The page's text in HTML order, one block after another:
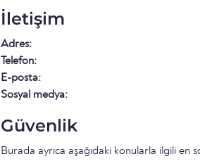
İletişim
Adres:
Telefon:
E-posta:
Sosyal medya:
Güvenlik
Burada ayrıca aşağıdaki konularla ilgili en